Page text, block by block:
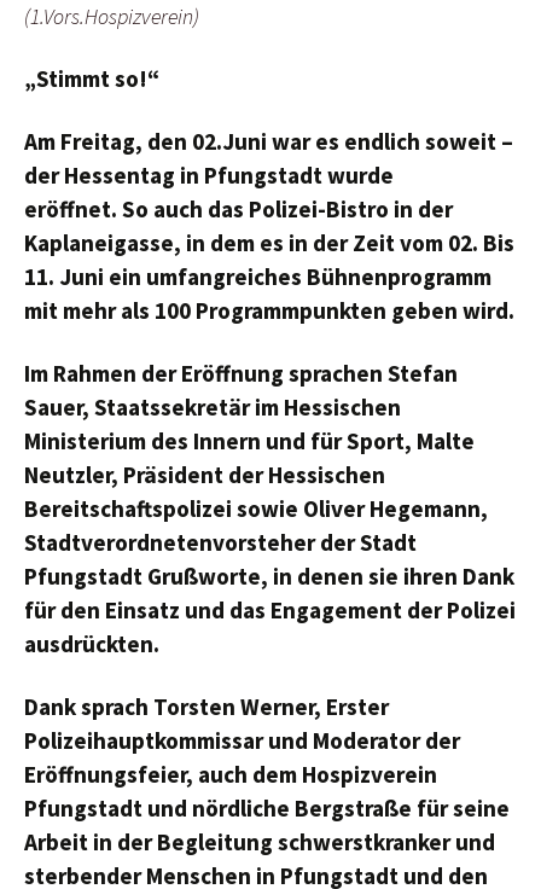
(1.Vors.Hospizverein)
„Stimmt so!“
Am Freitag, den 02.Juni war es endlich soweit –
der Hessentag in Pfungstadt wurde
eröffnet. So auch das Polizei-Bistro in der
Kaplaneigasse, in dem es in der Zeit vom 02. Bis
11. Juni ein umfangreiches Bühnenprogramm
mit mehr als 100 Programmpunkten geben wird.
Im Rahmen der Eröffnung sprachen Stefan
Sauer, Staatssekretär im Hessischen
Ministerium des Innern und für Sport, Malte
Neutzler, Präsident der Hessischen
Bereitschaftspolizei sowie Oliver Hegemann,
Stadtverordnetenvorsteher der Stadt
Pfungstadt Grußworte, in denen sie ihren Dank
für den Einsatz und das Engagement der Polizei
ausdrückten.
Dank sprach Torsten Werner, Erster
Polizeihauptkommissar und Moderator der
Eröffnungsfeier, auch dem Hospizverein
Pfungstadt und nördliche Bergstraße für seine
Arbeit in der Begleitung schwerstkranker und
sterbender Menschen in Pfungstadt und den